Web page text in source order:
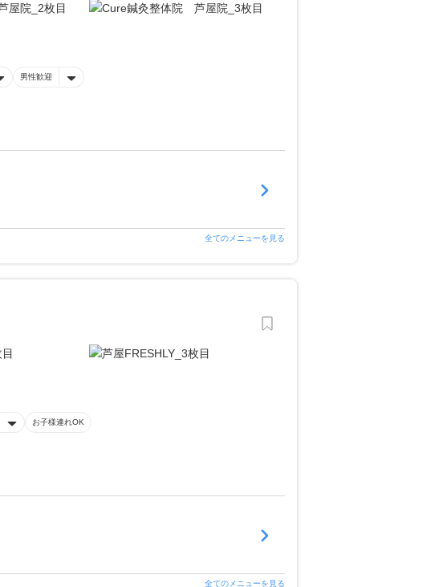
男性歓迎
全てのメニューを見る
お子様連れOK
全てのメニューを見る